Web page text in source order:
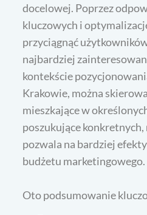
docelowej. Poprzez
kluczowych i
przyciągnąć
najbardziej
kontekście
Krakowie, można
mieszkające w
poszukujące konkretnych,
pozwala na bardziej
budżetu marketingowego.
Oto podsumowanie